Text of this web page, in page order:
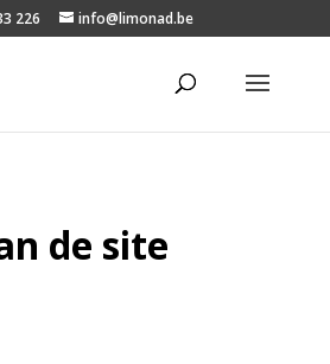
226 info@limonad.be
de site